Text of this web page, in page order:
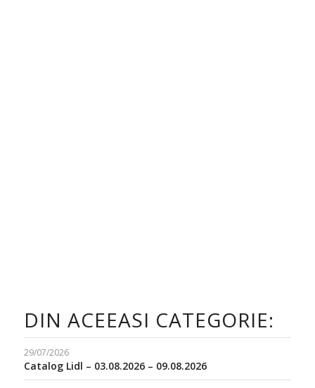
DIN ACEEASI CATEGORIE:
29/07/2026
Catalog Lidl – 03.08.2026 – 09.08.2026